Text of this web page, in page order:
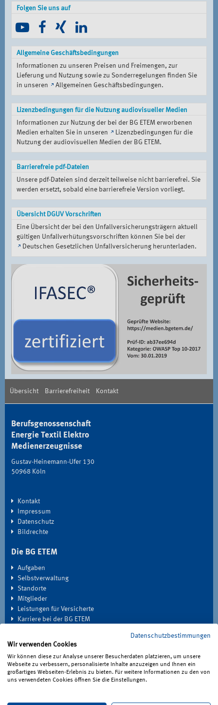
Folgen Sie uns auf
Allgemeine Geschäftsbedingungen
Informationen zu unseren Preisen und Freimengen, zur
Lieferung und Nutzung sowie zu Sonderregelungen finden Sie
in unseren
Allgemeinen Geschäftsbedingungen.
Lizenzbedingungen für die Nutzung audiovisueller Medien
Informationen zur Nutzung der bei der BG ETEM erworbenen
Medien erhalten Sie in unseren
Lizenzbedingungen für die
Nutzung der audiovisuellen Medien der BG ETEM.
Barrierefreie pdf-Dateien
Unsere pdf-Dateien sind derzeit teilweise nicht barrierefrei. Sie
werden ersetzt, sobald eine barrierefreie Version vorliegt.
Übersicht DGUV Vorschriften
Eine Übersicht der bei den Unfallversicherungsträgern aktuell
gültigen Unfallverhütungsvorschriften können Sie bei der
Deutschen Gesetzlichen Unfallversicherung herunterladen.
Übersicht Barrierefreiheit Kontakt
Berufsgenossenschaft
Energie Textil Elektro
Medienerzeugnisse
Gustav-Heinemann-Ufer 130
50968 Köln
Kontakt
Impressum
Datenschutz
Bildrechte
Die BG ETEM
Aufgaben
Selbstverwaltung
Standorte
Mitglieder
Leistungen für Versicherte
Karriere bei der BG ETEM
Medien
Haben Sie Fragen?
Datenschutzbestimmungen
Wir verwenden Cookies
Wir können diese zur Analyse unserer Besucherdaten platzieren, um unsere
Webseite zu verbessern, personalisierte Inhalte anzuzeigen und Ihnen ein
großartiges Webseiten-Erlebnis zu bieten. Für weitere Informationen zu den von
uns verwendeten Cookies öffnen Sie die Einstellungen.